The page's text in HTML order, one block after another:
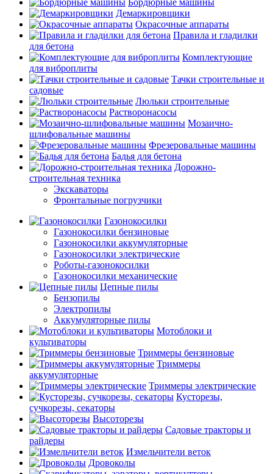
Бордюрные машины
Демаркировщики
Окрасочные аппараты
Правила и гладилки
для бетона
Комплектующие
для виброплиты
Тачки строительные и
садовые
Люльки строительные
Растворонасосы
Мозаично-
шлифовальные машины
Фрезеровальные машины
Бадья для бетона
Дорожно-
строительная техника
Экскаваторы
Фронтальные погрузчики
Газонокосилки
Газонокосилки бензиновые
Газонокосилки аккумуляторные
Газонокосилки электрические
Роботы-газонокосилки
Газонокосилки механические
Цепные пилы
Бензопилы
Электропилы
Аккумуляторные пилы
Мотоблоки и
культиваторы
Триммеры бензиновые
Триммеры
аккумуляторные
Триммеры электрические
Кусторезы,
сучкорезы, секаторы
Высоторезы
Садовые тракторы и
райдеры
Измельчители веток
Дровоколы